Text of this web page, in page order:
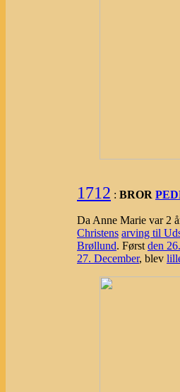
1712 : BROR
Da Anne Marie var 2
Christens arving til
Brøllund. Først den
27. December, blev